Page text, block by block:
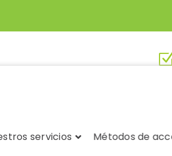
servicios Métodos de